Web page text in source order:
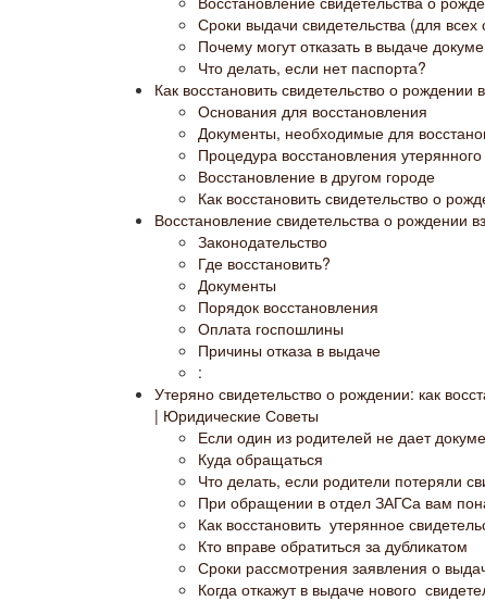
Сроки выдачи свидетельства (для всех
Почему могут отказать в выдаче
Что делать, если нет паспорта?
Как восстановить свидетельство о
Основания для восстановления
Документы, необходимые для
Процедура восстановления
Восстановление в другом городе
Как восстановить свидетельство о
Восстановление свидетельства о рождении
Законодательство
Где восстановить?
Документы
Порядок восстановления
Оплата госпошлины
Причины отказа в выдаче
:
Утеряно свидетельство о рождении: как
| Юридические Советы
Если один из родителей не дает
Куда обращаться
Что делать, если родители потеряли
При обращении в отдел ЗАГСа вам
Как восстановить утерянное
Кто вправе обратиться за дубликатом
Сроки рассмотрения заявления о
Когда откажут в выдаче нового